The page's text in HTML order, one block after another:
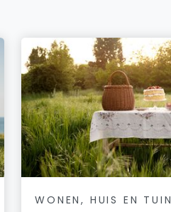
WONEN, HUIS EN TUIN